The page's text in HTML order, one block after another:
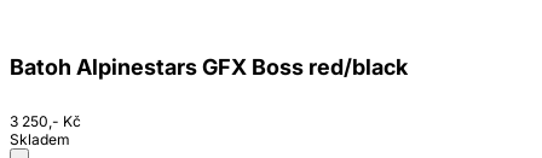
Batoh Alpinestars GFX Boss red/black
3 250,- Kč
Skladem